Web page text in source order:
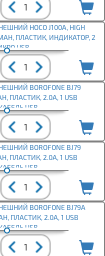
HOCO J100A, HIGH
ПЛАСТИК, ИНДИКАТОР, 2
USB,
BOROFONE BJ79
ПЛАСТИК, 2.0А, 1 USB
USB,
BOROFONE BJ79
ПЛАСТИК, 2.0А, 1 USB
USB,
BOROFONE BJ79А
ПЛАСТИК, 2.0А, 1 USB
USB,